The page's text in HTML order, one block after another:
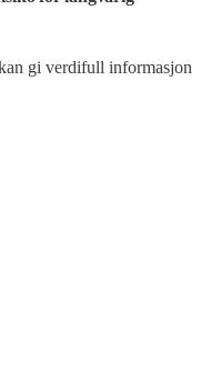
gi verdifull informasjon